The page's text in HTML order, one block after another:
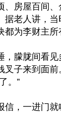
、房屋百间
据老人讲，当
为李财主所
，朦胧间看见
子来到面前
。”
信，一进门就